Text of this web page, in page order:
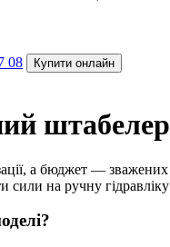
08 Купити онлайн
а бюджет — зважених
сили на ручну